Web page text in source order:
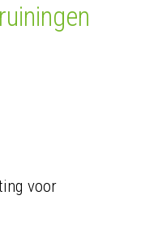
voor